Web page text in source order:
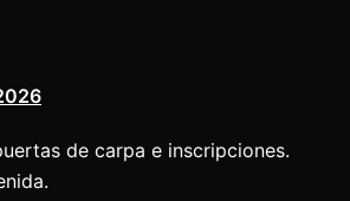
de carpa e inscripciones.